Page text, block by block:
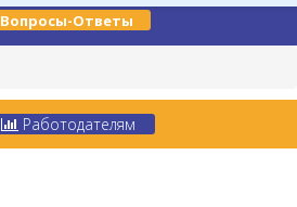
Вопросы-Ответы
Работодателям